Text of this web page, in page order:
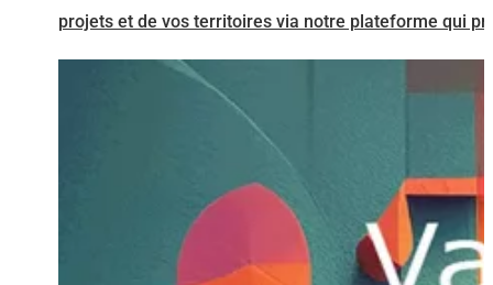
projets et de vos territoires via notre plateforme qui